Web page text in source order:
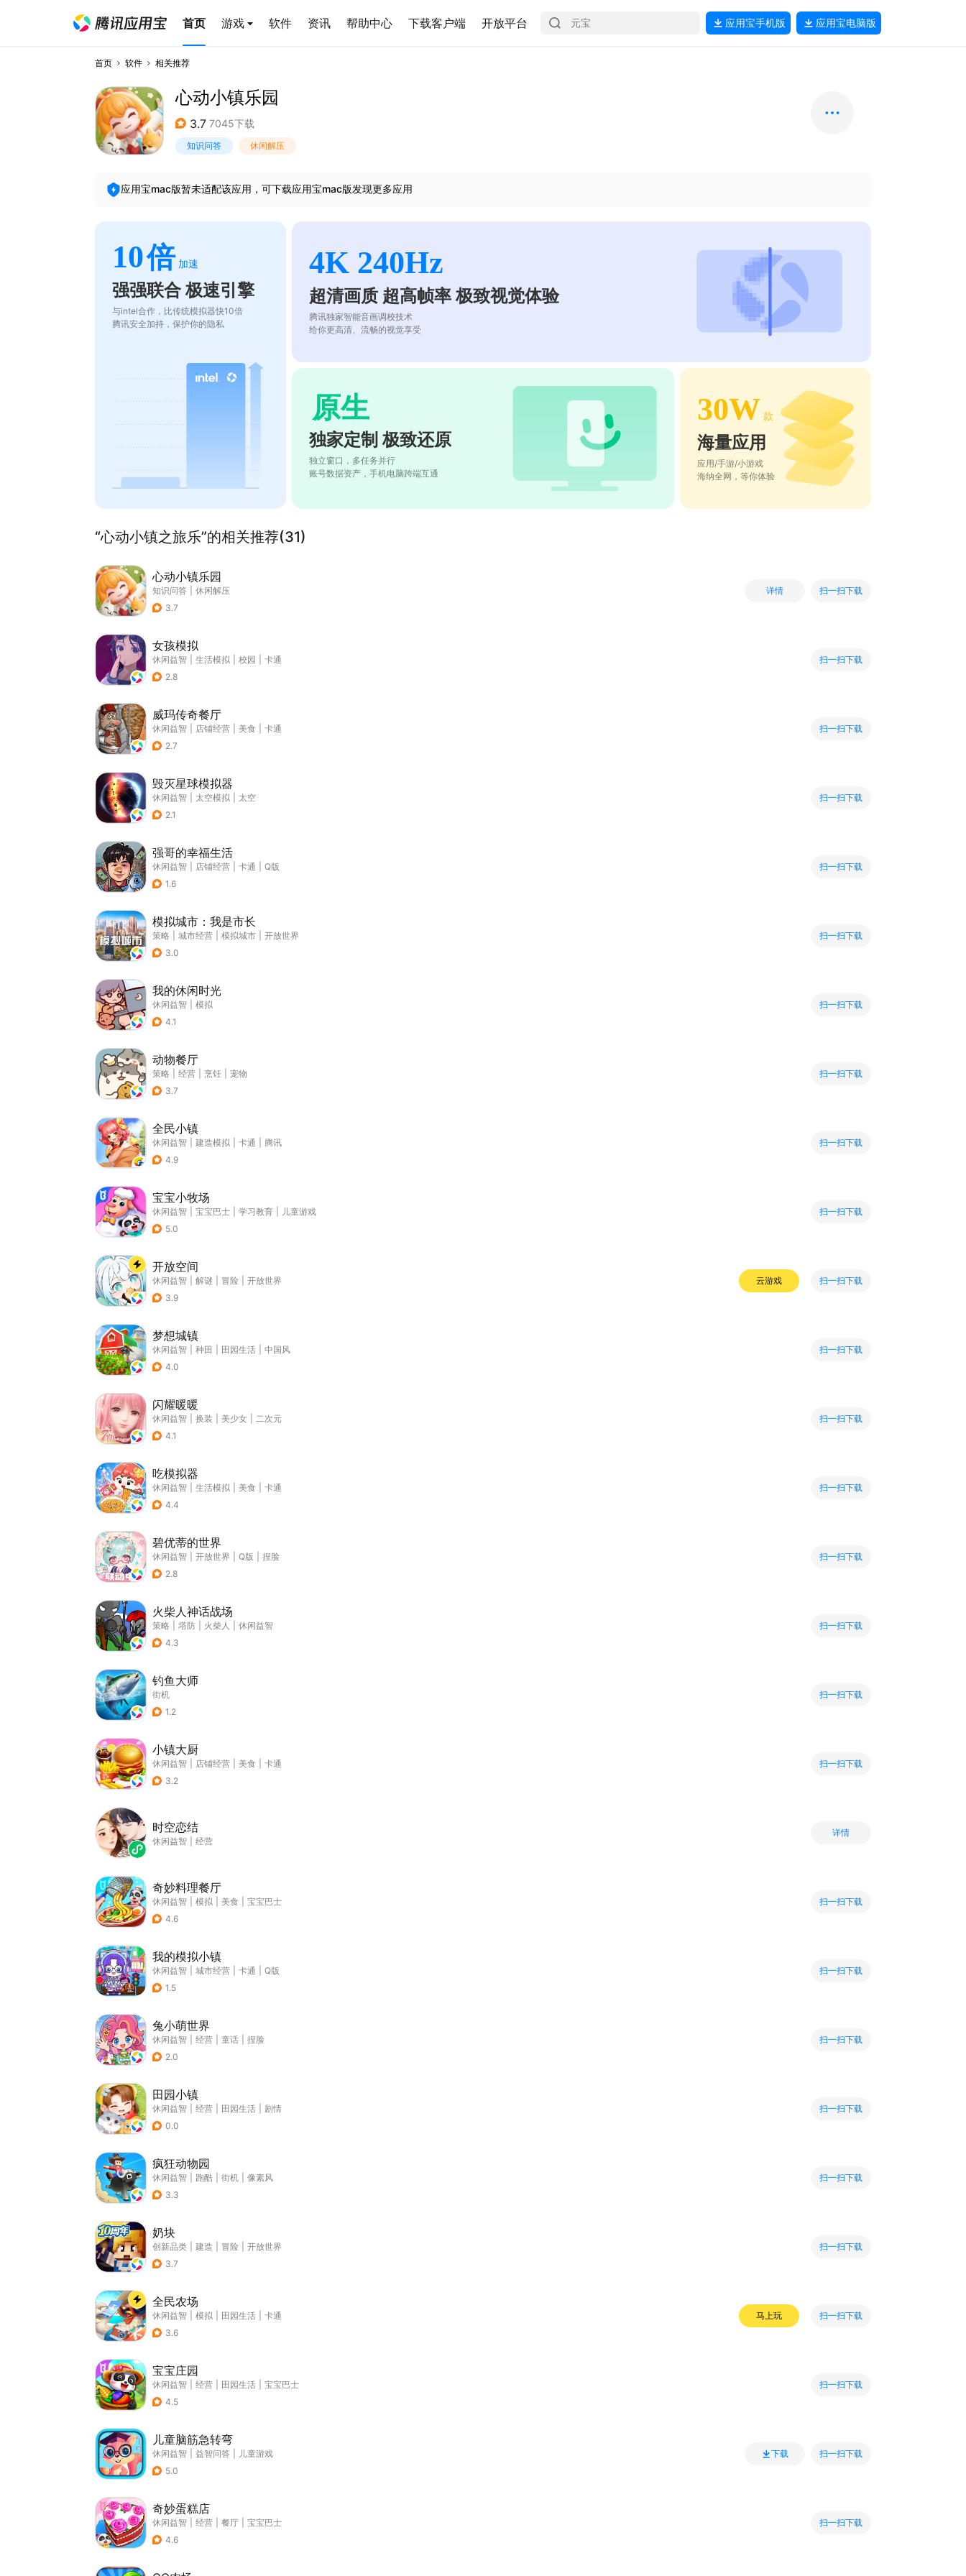
首页 游戏 软件 资讯 帮助中心 下载客户端 开放平台 应用宝手机版 应用宝电脑版
首页 软件 相关推荐
心动小镇乐园
3.7 7045下载
知识问答 休闲解压
应用宝mac版暂未适配该应用，可下载应用宝mac版发现更多应用
10倍 加速
强强联合 极速引擎
与intel合作，比传统模拟器快10倍
腾讯安全加持，保护你的隐私
4K 240Hz
超清画质 超高帧率 极致视觉体验
腾讯独家智能音画调校技术
给你更高清、流畅的视觉享受
原生
独家定制 极致还原
独立窗口，多任务并行
账号数据资产，手机电脑跨端互通
30W 款
海量应用
应用/手游/小游戏
海纳全网，等你体验
“心动小镇之旅乐”的相关推荐(31)
心动小镇乐园
知识问答
休闲解压
3.7
详情 扫一扫下载
女孩模拟
休闲益智 生活模拟 校园
卡通
2.8
扫一扫下载
威玛传奇餐厅
休闲益智 店铺经营 美食
卡通
2.7
扫一扫下载
毁灭星球模拟器
休闲益智 太空模拟
太空
2.1
扫一扫下载
强哥的幸福生活
休闲益智 店铺经营 卡通
Q版
1.6
扫一扫下载
模拟城市：我是市长
策略 城市经营 模拟城市
开放世界
3.0
扫一扫下载
我的休闲时光
休闲益智
模拟
4.1
扫一扫下载
动物餐厅
策略 经营 烹饪
宠物
3.7
扫一扫下载
全民小镇
休闲益智 建造模拟 卡通
腾讯
4.9
扫一扫下载
宝宝小牧场
休闲益智 宝宝巴士 学习教育
儿童游戏
5.0
扫一扫下载
开放空间
休闲益智 解谜 冒险
开放世界
3.9
云游戏 扫一扫下载
梦想城镇
休闲益智 种田 田园生活
中国风
4.0
扫一扫下载
闪耀暖暖
休闲益智 换装 美少女
二次元
4.1
扫一扫下载
吃模拟器
休闲益智 生活模拟 美食
卡通
4.4
扫一扫下载
碧优蒂的世界
休闲益智 开放世界 Q版
捏脸
2.8
扫一扫下载
火柴人神话战场
策略 塔防 火柴人
休闲益智
4.3
扫一扫下载
钓鱼大师
街机
1.2
扫一扫下载
小镇大厨
休闲益智 店铺经营 美食
卡通
3.2
扫一扫下载
时空恋结
休闲益智 经营
详情
奇妙料理餐厅
休闲益智 模拟 美食
宝宝巴士
4.6
扫一扫下载
我的模拟小镇
休闲益智 城市经营 卡通
Q版
1.5
扫一扫下载
兔小萌世界
休闲益智 经营 童话
捏脸
2.0
扫一扫下载
田园小镇
休闲益智 经营 田园生活
剧情
0.0
扫一扫下载
疯狂动物园
休闲益智 跑酷 街机
像素风
3.3
扫一扫下载
奶块
创新品类 建造 冒险
开放世界
3.7
扫一扫下载
全民农场
休闲益智 模拟 田园生活
卡通
3.6
马上玩 扫一扫下载
宝宝庄园
休闲益智 经营 田园生活
宝宝巴士
4.5
扫一扫下载
儿童脑筋急转弯
休闲益智 益智问答
儿童游戏
5.0
下载 扫一扫下载
奇妙蛋糕店
休闲益智 经营 餐厅
宝宝巴士
4.6
扫一扫下载